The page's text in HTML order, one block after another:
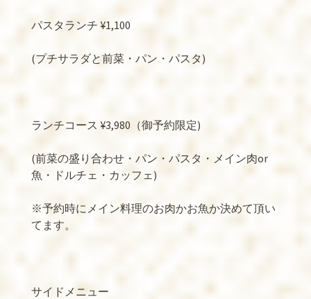
パスタランチ ¥1,100
(プチサラダと前菜・パン・パスタ)
ランチコース ¥3,980 （御予約限定)
(前菜の盛り合わせ・パン・パスタ・メイン肉or
魚・ドルチェ・カッフェ)
※予約時にメイン料理のお肉かお魚か決めて頂い
てます。
サイドメニュー